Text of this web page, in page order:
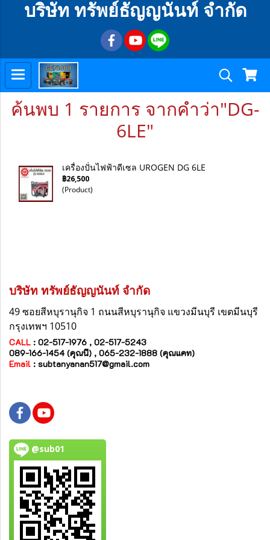
บริษัท ทรัพย์ธัญญนันท์ จำกัด
ค้นพบ 1 รายการ จากคำว่า"DG-
6LE"
เครื่องปั่นไฟฟ้าดีเซล UROGEN DG 6LE
฿26,500
(Product)
บริษัท ทรัพย์ธัญญนันท์ จำกัด
49 ซอยสีหบุรานุกิจ 1 ถนนสีหบุรานุกิจ แขวงมีนบุรี เขตมีนบุรี
กรุงเทพฯ 10510
CALL : 02-517-1976 , 02-517-5243
089-166-1454 (คุณนี) , 065-232-1888 (คุณแคท)
Email : subtanyanan517@gmail.com
@sub01